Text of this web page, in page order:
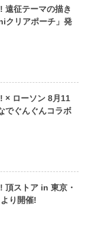
遠征テーマの描き
クリアポーチ」発
× ローソン 8月11
でぐんぐんコラボ
頂ストア in 東京・
り開催!